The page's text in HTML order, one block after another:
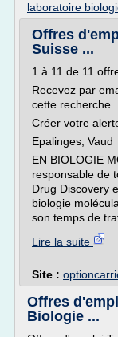
laboratoire
Offres
Suisse ...
1 à 11 de 11
Recevez par
cette recherche
Créer votre
Epalinges, Vaud
EN BIOLOGIE
responsable de
Drug Discovery
biologie
son temps de
Lire la suite
Site :
Offres
Biologie ...